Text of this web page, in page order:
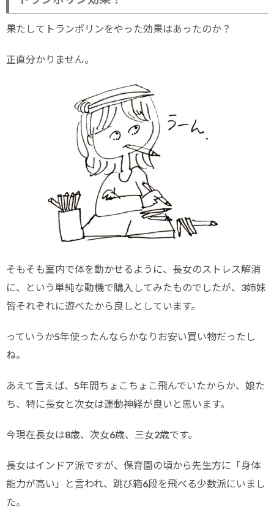
果たしてトランポリンをやった効果はあったのか？
正直分かりません。
そもそも室内で体を動かせるように、長女のストレス解消
に、という単純な動機で購入してみたものでしたが、3姉妹
皆それぞれに遊べたから良しとしています。
っていうか5年使ったんならかなりお安い買い物だったし
ね。
あえて言えば、5年間ちょこちょこ飛んでいたからか、娘た
ち、特に長女と次女は運動神経が良いと思います。
今現在長女は8歳、次女6歳、三女2歳です。
長女はインドア派ですが、保育園の頃から先生方に「身体
能力が高い」と言われ、跳び箱6段を飛べる少数派にいまし
た。